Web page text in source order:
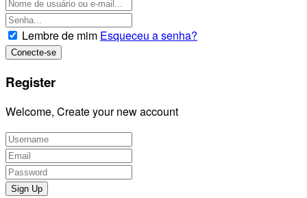
Lembre de mim Esqueceu a senha?
Register
Welcome, Create your new account